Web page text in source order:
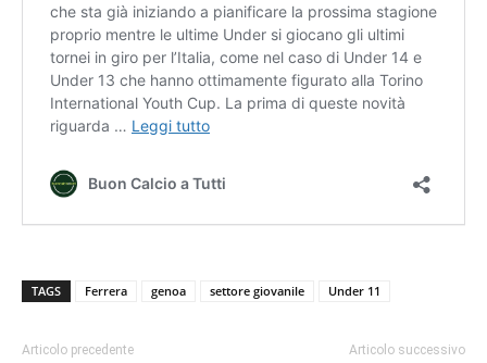
TAGS Ferrera genoa settore giovanile Under 11
Articolo precedente Articolo successivo